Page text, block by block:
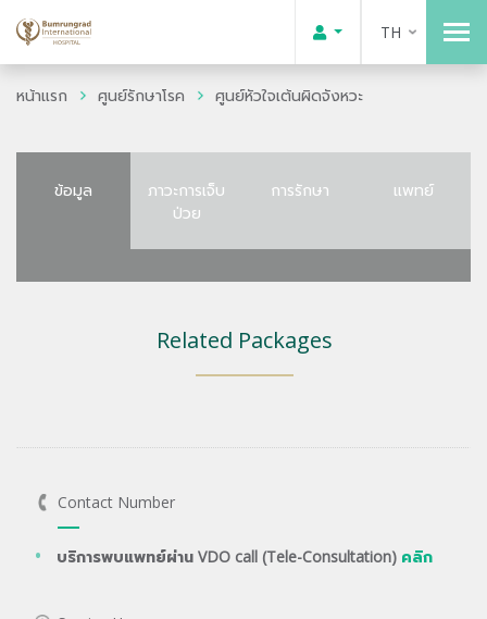
TH
หน้าแรก ศูนย์รักษาโรค ศูนย์หัวใจเต้นผิดจังหวะ
ข้อมูล
ภาวะการเจ็บ
ป่วย
การรักษา แพทย์
Related Packages
Contact Number
บริการพบแพทย์ผ่าน VDO call (Tele-Consultation) คลิก